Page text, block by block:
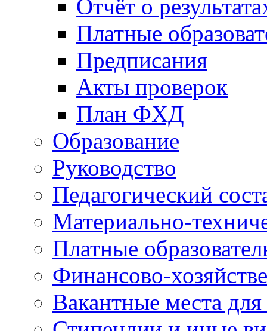
Отчёт о
Платные
Предписания
Акты проверок
План ФХД
Образование
Руководство
Педагогический
Материально-
Платные
Финансово-
Вакантные места